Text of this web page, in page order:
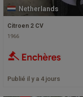
Netherlands
Citroen 2 CV
1966
Publié il y a 4 jours